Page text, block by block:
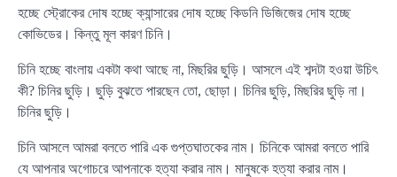
হচ্ছে স্ট্রোকের দোষ হচ্ছে ক্যান্সারের দোষ হচ্ছে কিডনি ডিজিজের দোষ হচ্ছে
কোভিডের। কিন্তু মূল কারণ চিনি।
চিনি হচ্ছে বাংলায় একটা কথা আছে না, মিছরির ছুড়ি। আসলে এই শব্দটা হওয়া উচিৎ
কী? চিনির ছুড়ি। ছুড়ি বুঝতে পারছেন তো, ছোড়া। চিনির ছুড়ি, মিছরির ছুড়ি না।
চিনির ছুড়ি।
চিনি আসলে আমরা বলতে পারি এক গুপ্তঘাতকের নাম। চিনিকে আমরা বলতে পারি
যে আপনার অগোচরে আপনাকে হত্যা করার নাম। মানুষকে হত্যা করার নাম।